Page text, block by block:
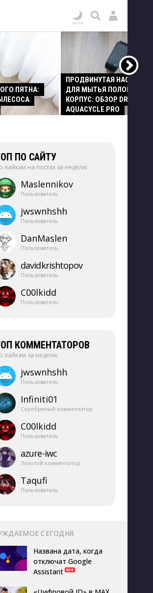
ПЯТНА:
ПРОДВИНУТАЯ НАСАДКА
ДЛЯ МЫТЬЯ ПОЛОВ И
КОРПУС: ОБЗОР DREAME
AQUACYCLE PRO
ПО САЙТУ
лайкам на постах за неделю
Maslennikov
Пользователь
jwswnhshh
Пользователь
DanMaslen
Пользователь
davidkrishtopov
Пользователь
C00lkidd
Пользователь
КОММЕНТАТОРОВ
лайкам за неделю
jwswnhshh
Пользователь
Infiniti01
Серебряный комментатор
C00lkidd
Пользователь
azure-​iwc
Золотой комментатор
Taqufi
Пользователь
СЕГОДНЯ
Названа дата, когда
отключат Google
Assistant